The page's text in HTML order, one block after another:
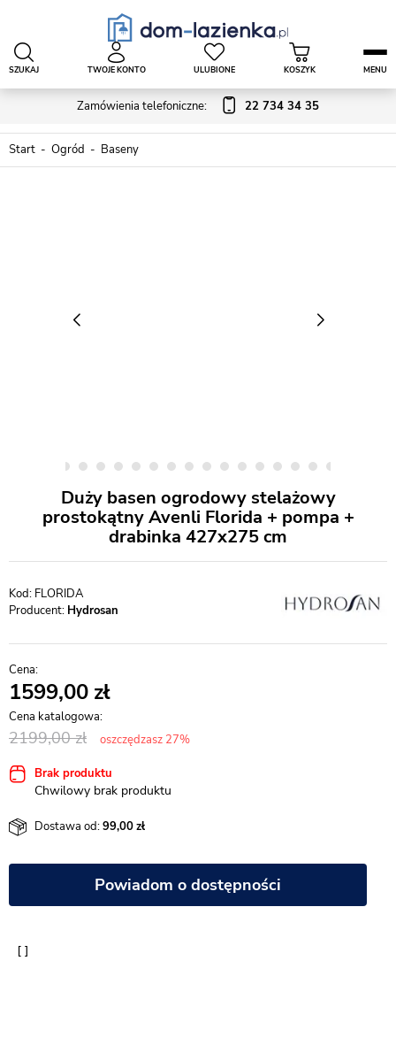
Zamówienia telefoniczne: 22 734 34 35
SZUKAJ TWOJE KONTO ULUBIONE KOSZYK MENU
Start Ogród Baseny
Duży basen ogrodowy stelażowy
prostokątny Avenli Florida + pompa +
drabinka 427x275 cm
FLORIDA
Producent: Hydrosan
1599,00
2199,00 oszczędzasz 27%
Brak produktu
Chwilowy brak produktu
Dostawa od:99,00
Powiadom o dostępności